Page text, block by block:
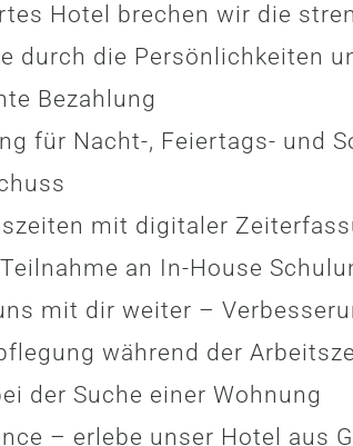
Hotel brechen wir die
durch die Persönlichkeiten
Bezahlung
für Nacht-, Feiertags- und
mit digitaler
an In-House
mit dir weiter –
während der
der Suche einer Wohnung
– erlebe unser Hotel aus